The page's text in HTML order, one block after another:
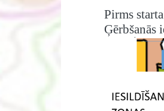
Pirms
Ģērbšanās